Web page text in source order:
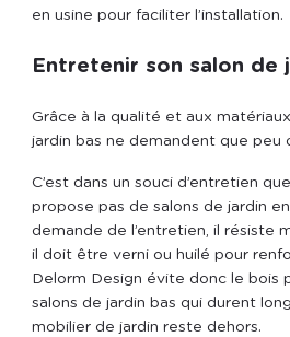
en usine pour faciliter l’installation.
Entretenir son salon de
Grâce à la qualité et aux
jardin bas ne demandent que peu
C’est dans un souci d’entretien
propose pas de salons de jardin
demande de l’entretien, il résiste
il doit être verni ou huilé pour
Delorm Design évite donc le bois
salons de jardin bas qui durent
mobilier de jardin reste dehors.